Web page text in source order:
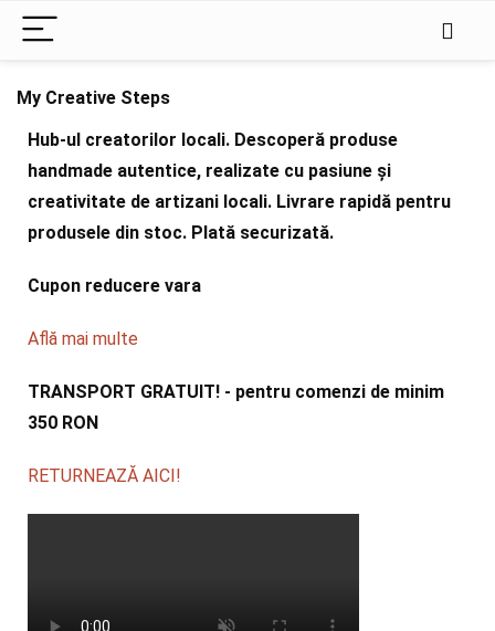
My Creative Steps
Hub-ul creatorilor locali. Descoperă produse
handmade autentice, realizate cu pasiune și
creativitate de artizani locali. Livrare rapidă pentru
produsele din stoc. Plată securizată.
Cupon reducere vara
Află mai multe
TRANSPORT GRATUIT! - pentru comenzi de minim
350 RON
RETURNEAZĂ AICI!